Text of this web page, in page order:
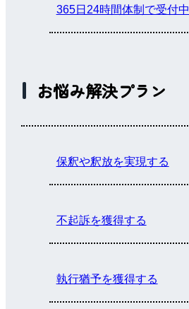
365日24時間体制で受付中
お悩み解決プラン
保釈や釈放を実現する
不起訴を獲得する
執行猶予を獲得する